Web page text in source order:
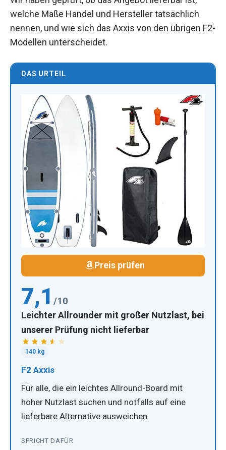
welche Maße Handel und Hersteller tatsächlich
nennen, und wie sich das Axxis von den übrigen F2-
Modellen unterscheidet.
DAS URTEIL
Preis prüfen
7,1 /10
Leichter Allrounder mit großer Nutzlast, bei
unserer Prüfung nicht lieferbar
140 kg
F2 Axxis
Für alle, die ein leichtes Allround-Board mit
hoher Nutzlast suchen und notfalls auf eine
lieferbare Alternative ausweichen.
SPRICHT DAFÜR